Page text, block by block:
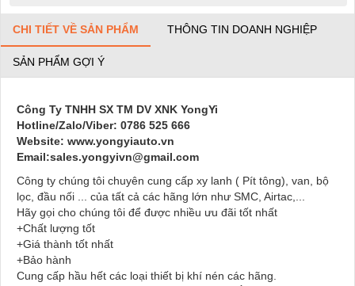
CHI TIẾT VỀ SẢN PHẨM THÔNG TIN DOANH NGHIỆP
SẢN PHẨM GỢI Ý
Công Ty TNHH SX TM DV XNK YongYi
Hotline/Zalo/Viber: 0786 525 666
Website: www.yongyiauto.vn
Email:sales.yongyivn@gmail.com
Công ty chúng tôi chuyên cung cấp xy lanh ( Pít tông), van, bộ
lọc, đầu nối ... của tất cả các hãng lớn như SMC, Airtac,...
Hãy gọi cho chúng tôi để được nhiều ưu đãi tốt nhất
+Chất lượng tốt
+Giá thành tốt nhất
+Bảo hành
Cung cấp hầu hết các loại thiết bị khí nén các hãng.